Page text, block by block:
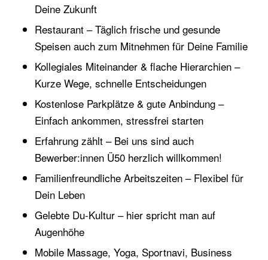
Deine Zukunft
Restaurant – Täglich frische und gesunde
Speisen auch zum Mitnehmen für Deine Familie
Kollegiales Miteinander & flache Hierarchien –
Kurze Wege, schnelle Entscheidungen
Kostenlose Parkplätze & gute Anbindung –
Einfach ankommen, stressfrei starten
Erfahrung zählt – Bei uns sind auch
Bewerber:innen Ü50 herzlich willkommen!
Familienfreundliche Arbeitszeiten – Flexibel für
Dein Leben
Gelebte Du-Kultur – hier spricht man auf
Augenhöhe
Mobile Massage, Yoga, Sportnavi, Business